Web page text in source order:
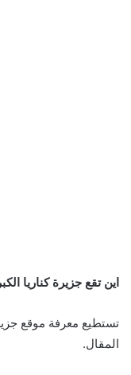
اين تقع جزيرة كناريا
تستطيع معرفة موقع
المقال.